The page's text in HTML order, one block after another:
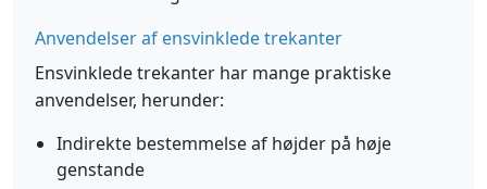
Anvendelser af ensvinklede trekanter
Ensvinklede trekanter har mange praktiske
anvendelser, herunder:
Indirekte bestemmelse af højder på høje
genstande